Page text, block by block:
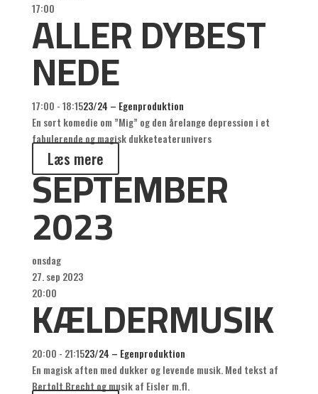
17:00
ALLER DYBEST
NEDE
17:00 - 18:1523/24 – Egenproduktion
En sort komedie om ”Mig” og den årelange depression i et
fabulerende og magisk dukketeaterunivers
Læs mere
SEPTEMBER
2023
onsdag
27. sep 2023
20:00
KÆLDERMUSIK
20:00 - 21:1523/24 – Egenproduktion
En magisk aften med dukker og levende musik. Med tekst af
Bertolt Brecht og musik af Eisler m.fl.